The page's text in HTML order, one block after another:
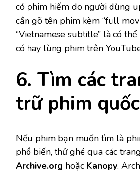
có phim hiếm do người dùng
cần gõ tên phim kèm “full
“Vietnamese subtitle” là có
có hay lùng phim trên
6. Tìm các
trữ phim
Nếu phim bạn muốn tìm là
phổ biến, thử ghé qua các
Archive.org hoặc Kanopy.